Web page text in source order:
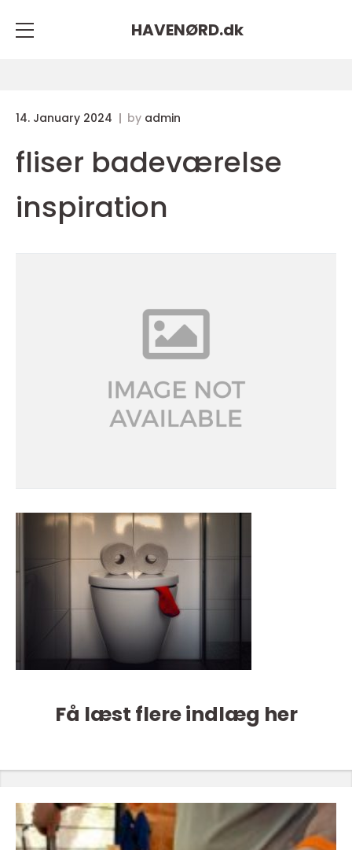
HAVENØRD.dk
14. January 2024 by admin
fliser badeværelse
inspiration
Få læst flere indlæg her